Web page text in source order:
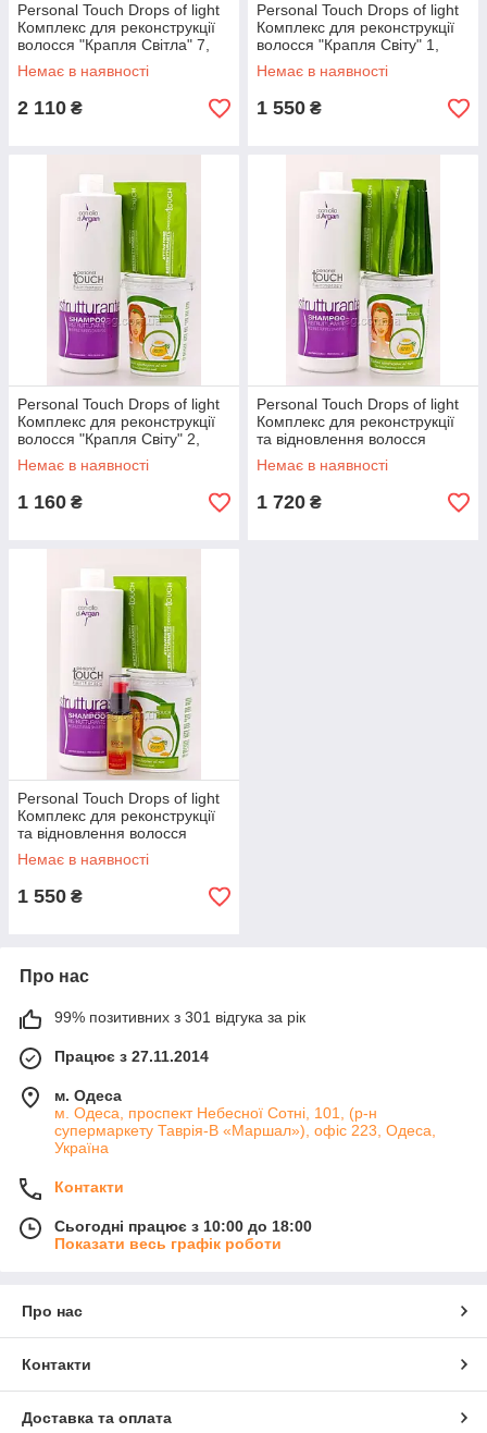
Personal Touch Drops of light
Комплекс для реконструкції
волосся "Крапля Світла" 7,
Набір
Немає в наявності
2 110 ₴
Personal Touch Drops of light
Комплекс для реконструкції
волосся "Крапля Світу" 1,
Набір
Немає в наявності
1 550 ₴
Personal Touch Drops of light
Комплекс для реконструкції
волосся "Крапля Світу" 2,
Набір
Немає в наявності
1 160 ₴
Personal Touch Drops of light
Комплекс для реконструкції
та відновлення волосся
"Крапля Світла" 5, Набір
Немає в наявності
1 720 ₴
Personal Touch Drops of light
Комплекс для реконструкції
та відновлення волосся
"Крапля Світла", Набір
Немає в наявності
1 550 ₴
Про нас
99% позитивних з 301 відгука за рік
Працює з 27.11.2014
м. Одеса
м. Одеса, проспект Небесної Сотні, 101, (р-н
супермаркету Таврія-В «Маршал»), офіс 223, Одеса,
Україна
Контакти
Сьогодні працює з 10:00 до 18:00
Показати весь графік роботи
Про нас
Контакти
Доставка та оплата